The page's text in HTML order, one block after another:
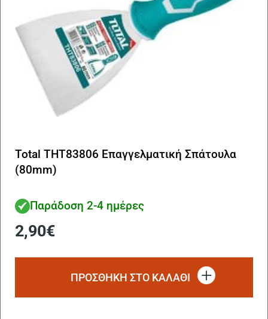
Total THT83806 Επαγγελματική Σπάτουλα
(80mm)
Παράδοση 2-4 ημέρες
2,90€
ΠΡΟΣΘΗΚΗ ΣΤΟ ΚΑΛΑΘΙ